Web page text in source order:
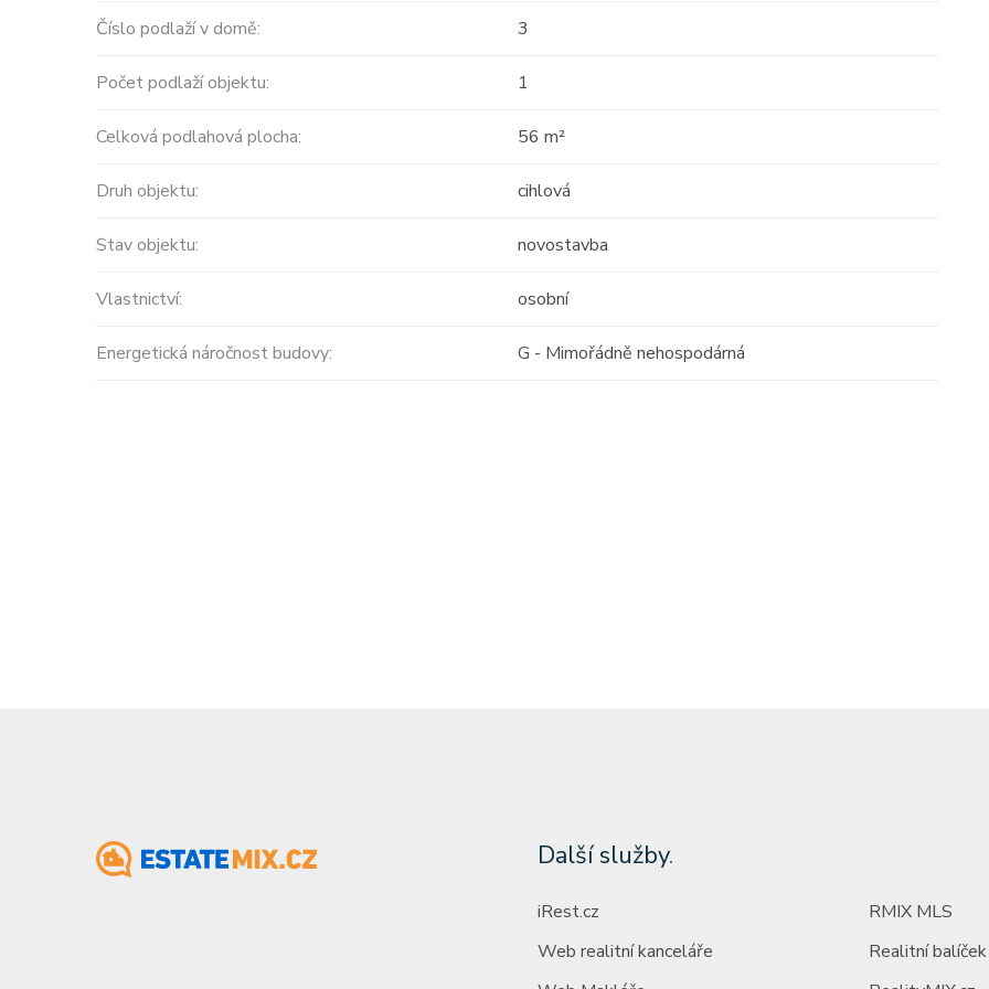
Číslo podlaží v domě: 3
Počet podlaží objektu: 1
Celková podlahová plocha: 56 m²
Druh objektu: cihlová
Stav objektu: novostavba
Vlastnictví: osobní
Energetická náročnost budovy: G - Mimořádně nehospodárná
17
střecha ...
obrovským potenciálem —
111m² s terasou 29 ...
Další služby.
iRest.cz
Web realitní kanceláře
RMIX MLS
Realitní balíček